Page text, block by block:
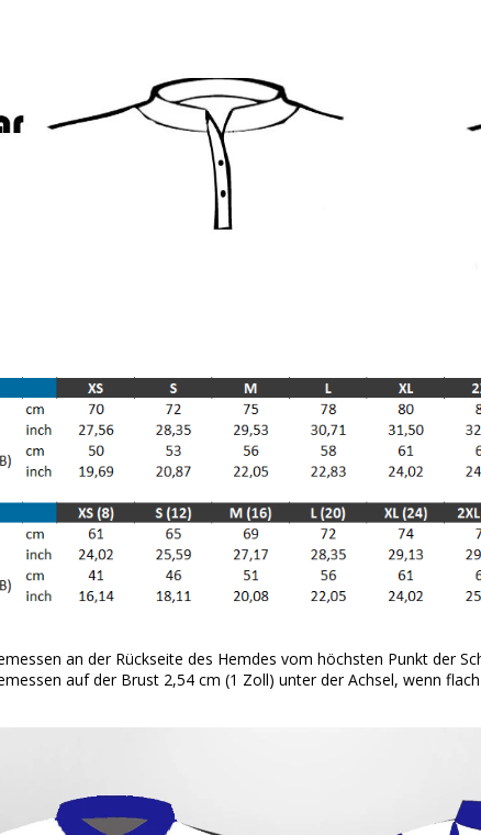
an der Rückseite des Hemdes vom höchsten Punkt der
auf der Brust 2,54 cm (1 Zoll) unter der Achsel, wenn